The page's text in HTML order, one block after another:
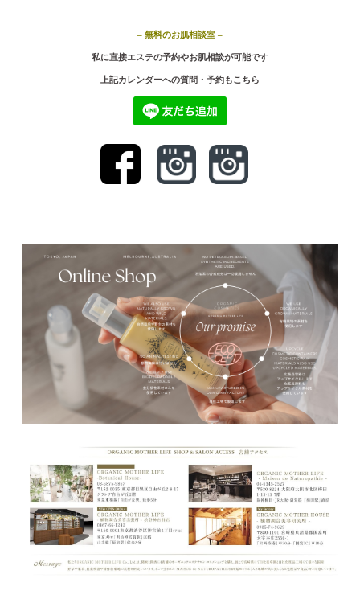
– 無料のお肌相談室 –
私に直接エステの予約やお肌相談が可能です
上記カ レンダーへの質問・予約もこちら